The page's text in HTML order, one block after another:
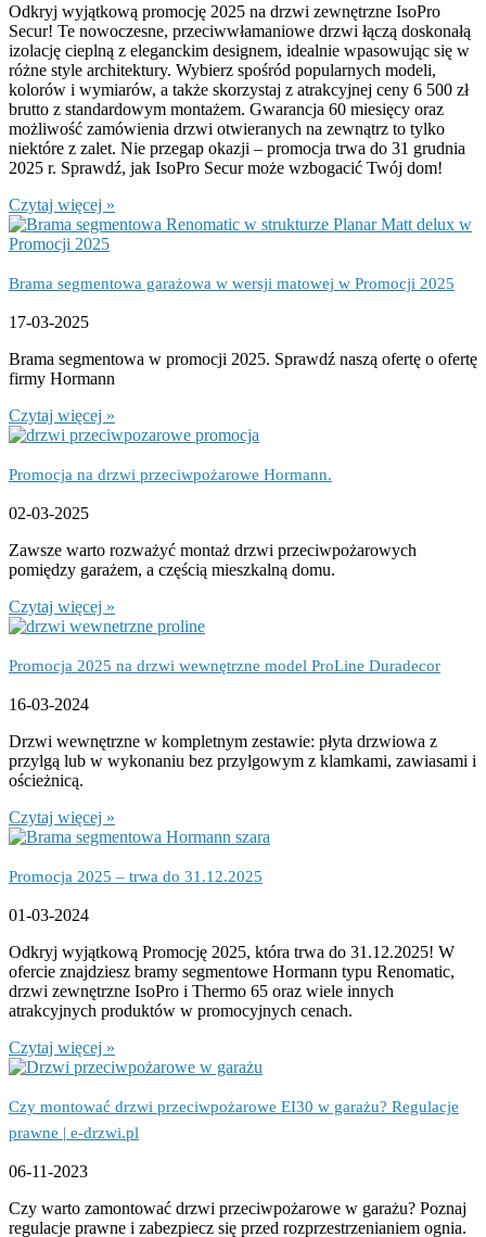
Odkryj wyjątkową promocję 2025 na drzwi zewnętrzne IsoPro
Secur! Te nowoczesne, przeciwwłamaniowe drzwi łączą doskonałą
izolację cieplną z eleganckim designem, idealnie wpasowując się w
różne style architektury. Wybierz spośród popularnych modeli,
kolorów i wymiarów, a także skorzystaj z atrakcyjnej ceny 6 500 zł
brutto z standardowym montażem. Gwarancja 60 miesięcy oraz
możliwość zamówienia drzwi otwieranych na zewnątrz to tylko
niektóre z zalet. Nie przegap okazji – promocja trwa do 31 grudnia
2025 r. Sprawdź, jak IsoPro Secur może wzbogacić Twój dom!
Czytaj więcej »
Brama segmentowa garażowa w wersji matowej w Promocji 2025
17-03-2025
Brama segmentowa w promocji 2025. Sprawdź naszą ofertę o ofertę
firmy Hormann
Czytaj więcej »
Promocja na drzwi przeciwpożarowe Hormann.
02-03-2025
Zawsze warto rozważyć montaż drzwi przeciwpożarowych
pomiędzy garażem, a częścią mieszkalną domu.
Czytaj więcej »
Promocja 2025 na drzwi wewnętrzne model ProLine Duradecor
16-03-2024
Drzwi wewnętrzne w kompletnym zestawie: płyta drzwiowa z
przylgą lub w wykonaniu bez przylgowym z klamkami, zawiasami i
ościeżnicą.
Czytaj więcej »
Promocja 2025 – trwa do 31.12.2025
01-03-2024
Odkryj wyjątkową Promocję 2025, która trwa do 31.12.2025! W
ofercie znajdziesz bramy segmentowe Hormann typu Renomatic,
drzwi zewnętrzne IsoPro i Thermo 65 oraz wiele innych
atrakcyjnych produktów w promocyjnych cenach.
Czytaj więcej »
Czy montować drzwi przeciwpożarowe EI30 w garażu? Regulacje
prawne | e-drzwi.pl
06-11-2023
Czy warto zamontować drzwi przeciwpożarowe w garażu? Poznaj
regulacje prawne i zabezpiecz się przed rozprzestrzenianiem ognia.